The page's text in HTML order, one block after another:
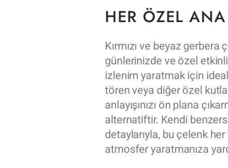
HER ÖZEL
Kırmızı ve beyaz
günlerinizde ve özel
izlenim yaratmak için
tören veya diğer özel
anlayışınızı ön plana
alternatiftir. Kendi
detaylarıyla, bu çelenk
atmosfer yaratmanıza